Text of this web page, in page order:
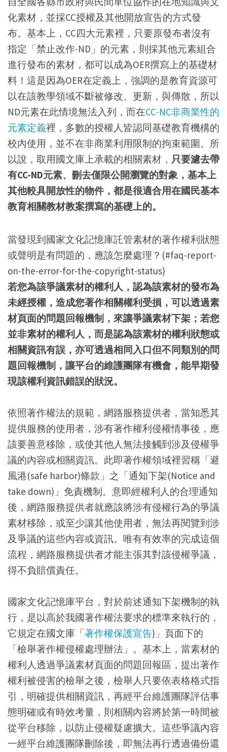
化素材，並採CC授權及其他開放宣告的方式發
布。基本上，CC四大元素裡，只要原發布者沒有
指定「禁止改作-ND」的元素，則採其他元素組合
進行發布的素材，都可以成為OER撰寫上的基礎材
料！這是因為OER在定義上，強調的是教育資源可
以在該教學領域不斷被修改、更新，與傳散，所以
ND元素在此情境無法入列，而在CC-NC非商業性的
元素定義裡，多數的授權人皆認同基礎教育機構的
校內使用，並不在非商業利用限制的拘束範圍。所
以說，取用國文庫上承載的相關素材， 只要濾去帶
有CC-ND元素、刪去僅限公開瀏覽的對象，基本上
其他較具開放性的物件，都是很適合用在國民基本
教育相關教材教案撰寫的基礎上的。
當發現到國家文化記憶庫託管素材的著作權利狀態
或聲明是有問題的，應該怎麼處理？(#faq-report-
on-the-error-for-the-copyright-status)
若您為該爭議素材的權利人，認為該素材的發布為
未經授權，造成您著作相關權利受損，可以透過素
材頁面的問題回報機制，來讓爭議素材下架；若您
並非素材的權利人，而是認為該素材的權利狀態或
相關資訊有誤，亦可透過相同入口但不同類別的問
題回報機制，讓平台的維護團隊有機會，能早期發
現該權利資訊錯誤的狀況。
依照著作權法的規範，網路服務提供者，當知悉其
提供服務的使用者，涉有著作權利侵權情事後，應
該要善意移除，或使其他人無法接觸到涉及侵權爭
議的內容或相關資訊。此即著作權領域裡習稱「避
風港(safe harbor)條款」之「通知下架(Notice and
take down)」免責機制。意即經權利人的合理通知
後，網路服務提供者就應該將涉有侵權行為的爭議
素材移除，或至少讓其他使用者，無法再閱覽到涉
及爭議的這些內容或資訊。唯有有效率的完成這個
流程，網路服務提供者才能主張其對該侵權爭議，
得不負賠償責任。
國家文化記憶庫平台，對於前述通知下架機制的執
行，是以高於我國著作權法要求的標準來執行的，
它規定在國文庫「著作權保護宣告)」頁面下的
「檢舉著作權侵權處理辦法」。基本上，當素材的
權利人透過爭議素材頁面的問題回報區，提出著作
權利被侵害的檢舉之後，檢舉人只要依表格格式指
引，明確提供相關資訊，再經平台維護團隊評估事
態明確或有時效考量，則相關內容將於第一時間被
從平台移除，以防止侵權疑慮擴大。這些爭議內容
一經平台維護團隊刪除後，即無法再行透過備份還